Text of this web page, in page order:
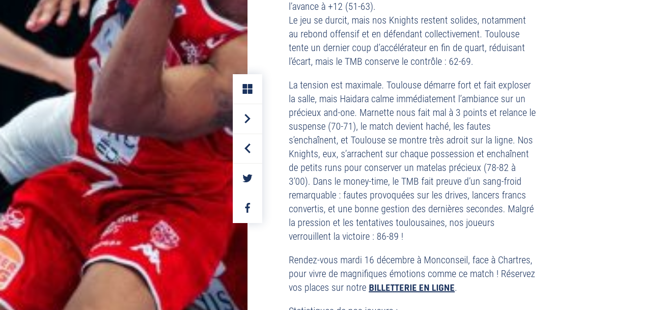
PARTAGER
SUR
PARTAGER
SUR
FACEBOOK
l’avance à +12 (51-63).
Le jeu se durcit, mais nos Knights restent solides, notamment
au rebond offensif et en défendant collectivement. Toulouse
tente un dernier coup d’accélérateur en fin de quart, réduisant
l’écart, mais le TMB conserve le contrôle : 62-69.
La tension est maximale. Toulouse démarre fort et fait exploser
la salle, mais Haidara calme immédiatement l’ambiance sur un
précieux and-one. Marnette nous fait mal à 3 points et relance le
suspense (70-71), le match devient haché, les fautes
s’enchaînent, et Toulouse se montre très adroit sur la ligne. Nos
Knights, eux, s’arrachent sur chaque possession et enchaînent
de petits runs pour conserver un matelas précieux (78-82 à
3’00). Dans le money-time, le TMB fait preuve d’un sang-froid
remarquable : fautes provoquées sur les drives, lancers francs
convertis, et une bonne gestion des dernières secondes. Malgré
la pression et les tentatives toulousaines, nos joueurs
verrouillent la victoire : 86-89 !
Rendez-vous mardi 16 décembre à Monconseil, face à Chartres,
pour vivre de magnifiques émotions comme ce match ! Réservez
vos places sur notre BILLETTERIE EN LIGNE.